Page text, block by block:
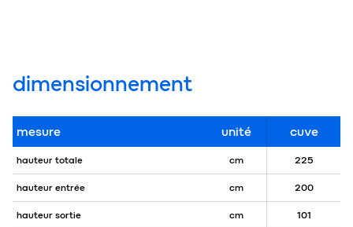
dimensionnement
mesure unité cuve
hauteur totale cm 225
hauteur entrée cm 200
hauteur sortie cm 101